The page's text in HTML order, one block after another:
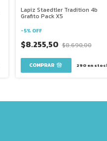
Lapiz Staedtler Tradition 4b
Grafito Pack X5
-5% OFF
$8.255,50 $8.690,00
290 en